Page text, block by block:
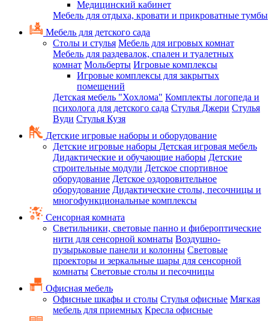
Медицинский кабинет
Мебель для отдыха, кровати и прикроватные тумбы
Мебель для детского сада
Столы и стулья Мебель для игровых комнат
Мебель для раздевалок, спален и туалетных
комнат Мольберты Игровые комплексы
Игровые комплексы для закрытых
помещений
Детская мебель "Хохлома" Комплекты логопеда и
психолога для детского сада Стулья Джери Стулья
Вуди Стулья Кузя
Детские игровые наборы и оборудование
Детские игровые наборы Детская игровая мебель
Дидактические и обучающие наборы Детские
строительные модули Детское спортивное
оборудование Детское оздоровительное
оборудование Дидактические столы, песочницы и
многофункциональные комплексы
Сенсорная комната
Светильники, световые панно и фибероптические
нити для сенсорной комнаты Воздушно-
пузырьковые панели и колонны Световые
проекторы и зеркальные шары для сенсорной
комнаты Световые столы и песочницы
Офисная мебель
Офисные шкафы и столы Стулья офисные Мягкая
мебель для приемных Кресла офисные